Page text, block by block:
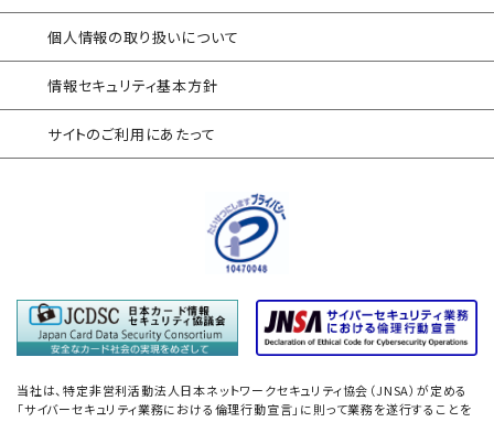
情報セキュリティアセスメント
情報セキュリティ
自己点検アンケートサービス
情報セキュリティアセスメント
ネットワーク機器設定評価
データベース設定評価
「防衛産業サイバーセキュリティ基準」
準拠支援
個人情報の取り扱いについて
情報セキュリティ基本方針
サイトのご利用にあたって
当社は、特定非営利活動法人日本ネットワークセキュリティ協会（JNSA）が定める
「サイバーセキュリティ業務における倫理行動宣言」に則って業務を遂行することを